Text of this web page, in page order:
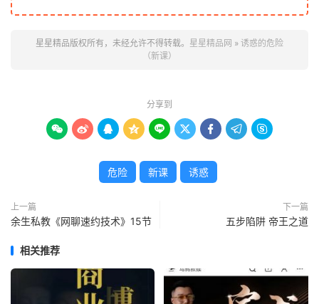
星星精品版权所有，未经允许不得转载。 星星精品网 » 诱惑的危险
（新课）
分享到
        
危险 新课 诱惑
上一篇
余生私教《网聊速约技术》15节
下一篇
五步陷阱 帝王之道
相关推荐